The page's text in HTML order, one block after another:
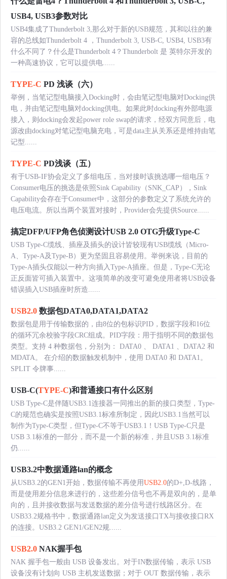
USB4, USB3参数对比
USB4集成了Thunderbolt 3,那么对于新的USB规范，其和以往的兼
容的总线如Thunderbolt 4 ，Thunderbolt 3, USB-C, USB4, USB3有
什么不同了？什么是Thunderbolt 4？Thunderbolt 是 英特尔开发的
一种高速协议，它可以提供电......
TYPE-C PD 浅谈（六）
举例，当笔记型电脑接入Docking时，会由笔记型电脑对Docking供
电，并由笔记型电脑对docking供电。如果此时docking有外部电源
接入，则docking会发起power role swap的请求，经双方同意后，电
源改由docking对笔记型电脑充电，可是data主从关系还是维持由笔
记型......
TYPE-C PD浅谈（五）
有于USB-IF协会定义了多组电压，当对接时该挑选哪一组电压？
Consumer电压的挑选是依照Sink Capability（SNK_CAP），Sink
Capability会存在于Consumer中，这部分的参数定义了系统允许的
电压电流。所以当两个装置对接时，Provider会先提供Source......
搞定DFP/UFP角色侦测设计USB 2.0 OTG升级Type-C
USB Type-C缆线、插座及插头的设计皆较现有USB缆线（Micro-
A、Type-A及Type-B）更为坚固且容易使用。举例来说，目前的
Type-A插头仅能以一种方向插入Type-A插座。但是，Type-C无论
正反面皆可插入装置中。这项简单的改变可避免使用者将USB设备
错误插入USB插座时所造......
USB2.0 数据包DATA0,DATA1,DATA2
数据包是用于传输数据的，由8位的包标识PID，数据字段和16位
的循环冗余校验字段CRC组成。PID字段：用于指明不同的数据包
类型。支持 4 种数据包，分别为： DATA0 、 DATA1 、DATA2 和
MDATA。 在介绍的数据触发机制中，使用 DATA0 和 DATA1。
SPLIT 令牌事......
USB-C(TYPE-C)和普通接口有什么区别
USB Type-C是伴随USB3.1连接器一同推出的新的接口类型，Type-
C的规范也确实是按照USB3.1标准所制定，因此USB3.1当然可以
制作为Type-C类型，但Type-C不等于USB3.1！USB Type-C只是
USB 3.1标准的一部分，而不是一个新的标准，并且USB 3.1标准
仍......
USB3.2中数据通路lan的概念
从USB3.2的GEN1开始，数据传输不再使用USB2.0的D+,D-线路，
而是使用差分信息来进行的，这些差分信号也不再是双向的，是单
向的，且并接收数据与发送数据的差分信号进行线路区分。在
USB33.2规格书中，数据通路lan定义为发送接口TX与接收接口RX
的连接。USB3.2 GEN1/GEN2规......
USB2.0 NAK握手包
NAK 握手包一般由 USB 设备发出。对于IN数据传输，表示 USB
设备没有计划向 USB 主机发送数据；对于 OUT 数据传输，表示